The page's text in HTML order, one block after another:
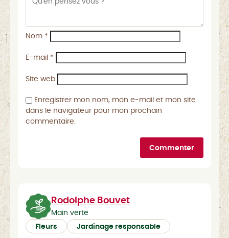
Nom *
E-mail *
Site web
Enregistrer mon nom, mon e-mail et mon site
dans le navigateur pour mon prochain
commentaire.
Commenter
Rodolphe Bouvet
Main verte
Fleurs
Jardinage responsable